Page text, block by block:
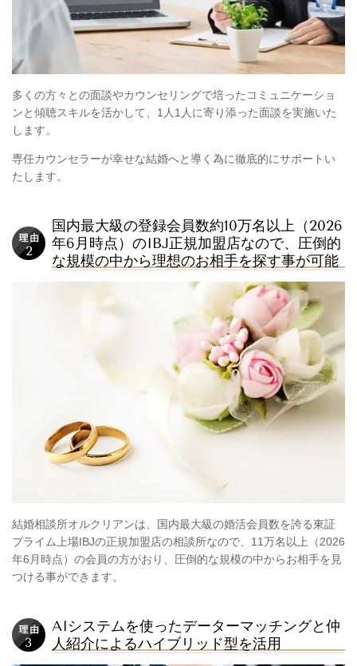
多くの方々との面談やカウンセリングで培ったコミュニケーショ
ンと傾聴スキルを活かして、1人1人に寄り添った面談を実施いた
します。
専任カウンセラーが幸せな結婚へと導く為に徹底的にサポートい
たします。
国内最大級の登録会員数約10万名以上（2026
年6月時点）のIBJ正規加盟店なので、圧倒的
な規模の中から理想のお相手を探す事が可能
結婚相談所オルクリアンは、国内最大級の婚活会員数を誇る東証
プライム上場IBJの正規加盟店の相談所なので、11万名以上（2026
年6月時点）の会員の方がおり、圧倒的な規模の中からお相手を見
つける事ができます。
AIシステムを使ったデーターマッチングと仲
人紹介によるハイブリッド型を活用